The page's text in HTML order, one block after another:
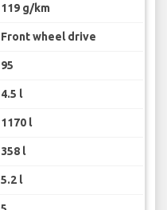
119 g/km
Front wheel drive
95
4.5 l
1170 l
358 l
5.2 l